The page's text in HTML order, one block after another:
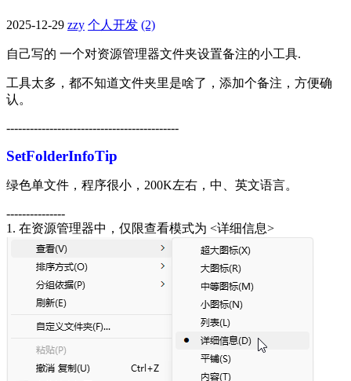
2025-12-29 zzy 个人开发 (2)
自己写的 一个对资源管理器文件夹设置备注的小工具.
工具太多，都不知道文件夹里是啥了，添加个备注，方便确
认。
--------------------------------------------
SetFolderInfoTip
绿色单文件，程序很小，200K左右，中、英文语言。
---------------
1. 在资源管理器中，仅限查看模式为 <详细信息>